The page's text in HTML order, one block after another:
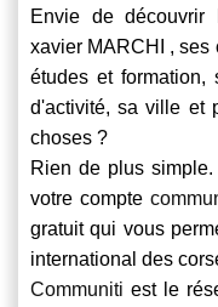
Envie de découvrir
xavier MARCHI , ses
études et formation,
d'activité, sa ville et
choses ?
Rien de plus
votre compte
gratuit qui vous
international des
Communiti est le